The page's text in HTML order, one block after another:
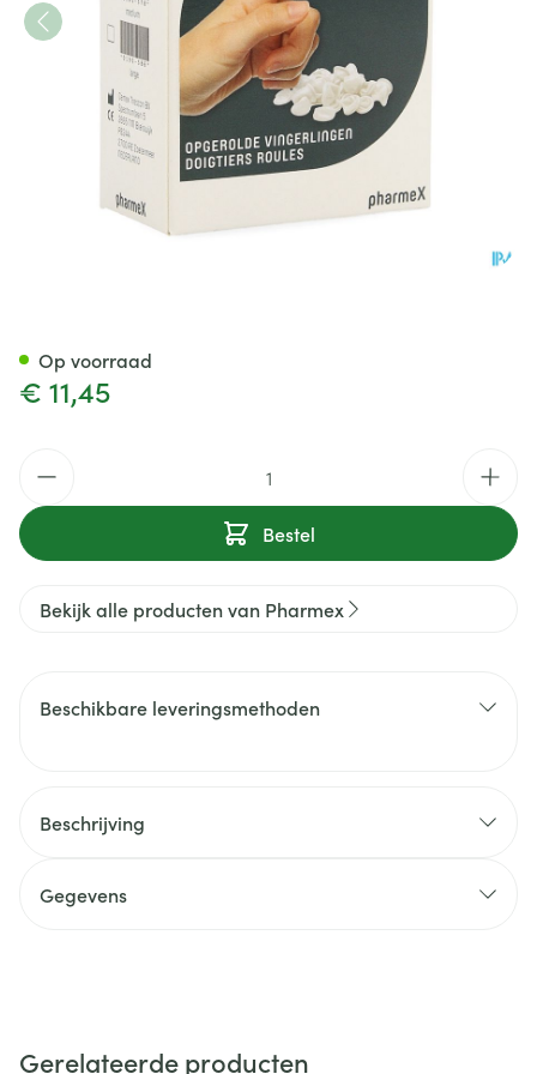
€ 11,45
Bestel
Op voorraad
Bekijk alle producten van Pharmex
Beschikbare leveringsmethoden
Beschrijving
Gegevens
Gerelateerde producten